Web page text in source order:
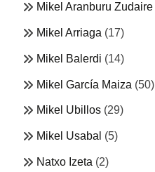
Mikel Aranburu Zudaire
Mikel Arriaga (17)
Mikel Balerdi (14)
Mikel García Maiza (50)
Mikel Ubillos (29)
Mikel Usabal (5)
Natxo Izeta (2)